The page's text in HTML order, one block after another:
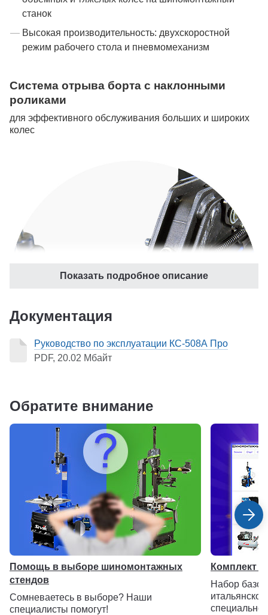
станок
Высокая производительность: двухскоростной
режим рабочего стола и пневмомеханизм
Система отрыва борта с наклонными
роликами
для эффективного обслуживания больших и широких
колес
Показать подробное описание
Документация
Руководство по эксплуатации КС-508А Про
PDF, 20.02 Мбайт
Обратите внимание
Помощь в выборе шиномонтажных
стендов
Сомневаетесь в выборе? Наши
специалисты помогут!
Комплект
Набор